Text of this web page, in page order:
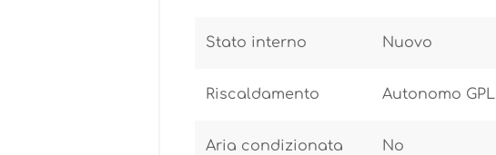
Stato interno Nuovo
Riscaldamento Autonomo GPL
Aria condizionata No